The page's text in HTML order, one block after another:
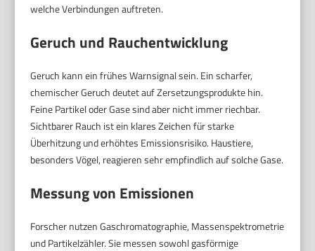
welche Verbindungen auftreten.
Geruch und Rauchentwicklung
Geruch kann ein frühes Warnsignal sein. Ein scharfer,
chemischer Geruch deutet auf Zersetzungsprodukte hin.
Feine Partikel oder Gase sind aber nicht immer riechbar.
Sichtbarer Rauch ist ein klares Zeichen für starke
Überhitzung und erhöhtes Emissionsrisiko. Haustiere,
besonders Vögel, reagieren sehr empfindlich auf solche Gase.
Messung von Emissionen
Forscher nutzen Gaschromatographie, Massenspektrometrie
und Partikelzähler. Sie messen sowohl gasförmige